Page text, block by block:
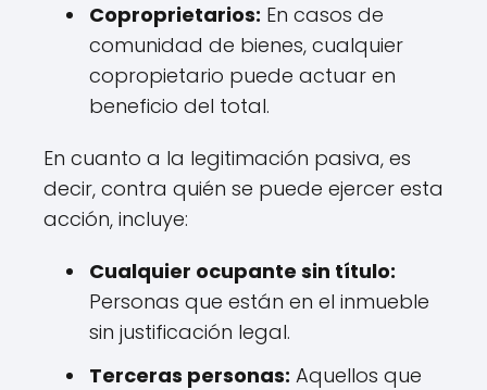
Coproprietarios: En casos de
comunidad de bienes, cualquier
copropietario puede actuar en
beneficio del total.
En cuanto a la legitimación pasiva, es
decir, contra quién se puede ejercer esta
acción, incluye:
Cualquier ocupante sin título:
Personas que están en el inmueble
sin justificación legal.
Terceras personas: Aquellos que